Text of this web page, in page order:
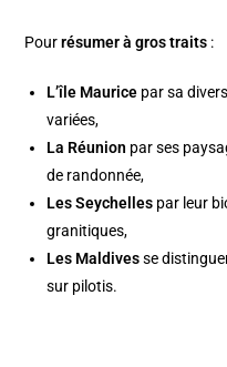
Pourrésumer à gros traits :
L’île Maurice par sa
variées,
La Réunion par ses
de randonnée,
Les Seychelles par leur
granitiques,
Les Maldivesse
sur pilotis.